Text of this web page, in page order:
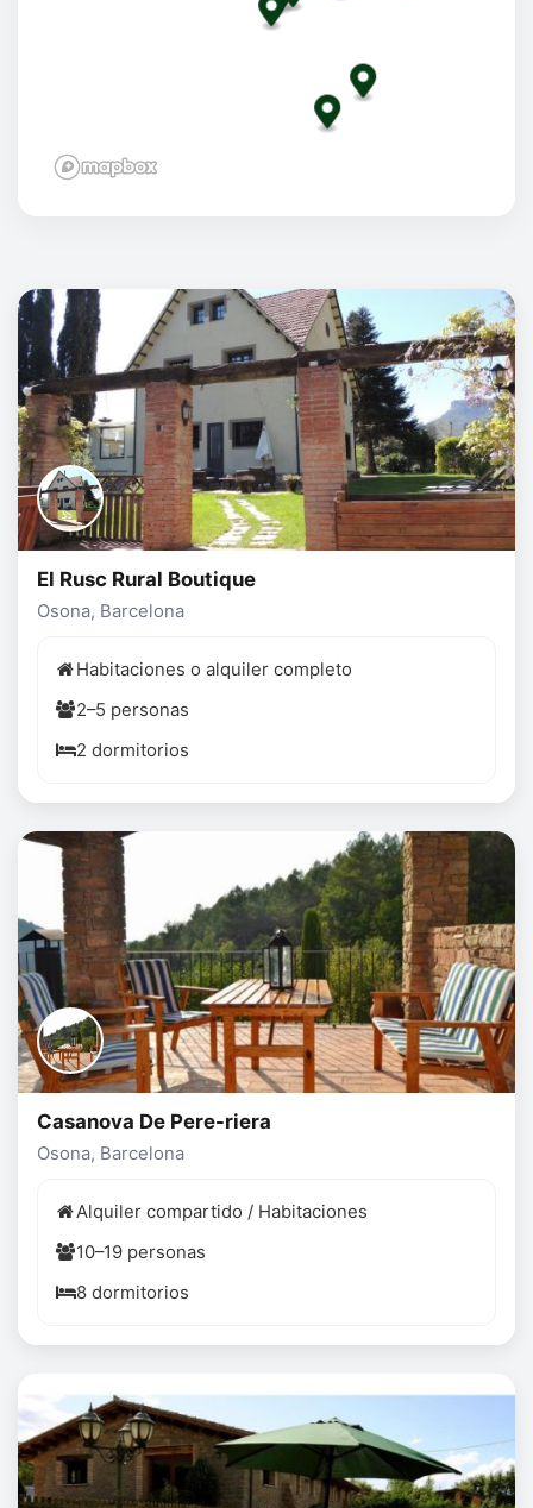
El Rusc Rural Boutique
Osona, Barcelona
Habitaciones o alquiler completo
2–5 personas
2 dormitorios
Casanova De Pere-riera
Osona, Barcelona
Alquiler compartido / Habitaciones
10–19 personas
8 dormitorios